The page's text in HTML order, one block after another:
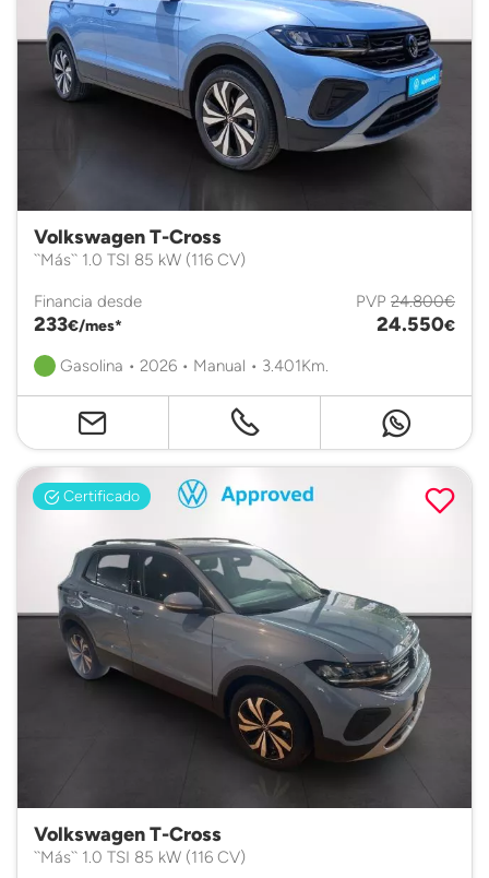
Volkswagen T-Cross
``Más`` 1.0 TSI 85 kW (116 CV)
Financia desde
233€/mes*
PVP 24.800€
24.550€
Gasolina • 2026 • Manual • 3.401Km.
Certificado
Volkswagen T-Cross
``Más`` 1.0 TSI 85 kW (116 CV)